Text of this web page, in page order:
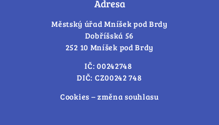
Adresa
Městský úřad Mníšek pod Brdy
Dobříšská 56
252 10 Mníšek pod Brdy
IČ: 00242748
DIČ: CZ00242 748
Cookies – změna souhlasu